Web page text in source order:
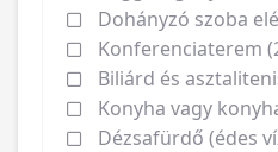
Dohányzó szoba
Konferenciaterem
Biliárd és
Konyha vagy
Dézsafürdő (édes